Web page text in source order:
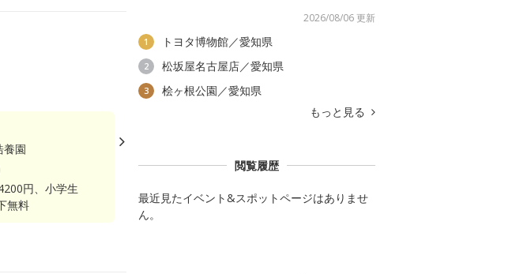
養園
円、小学生
無料
2026/08/06 更新
1 トヨタ博物館／愛知県
2 松坂屋名古屋店／愛知県
3
桧ヶ根公園／愛知県
もっと見る
閲覧履歴
最近見たイベント&スポットページはありませ
ん。